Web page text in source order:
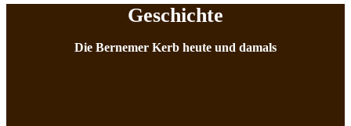
Geschichte
Die Bernemer Kerb heute und damals